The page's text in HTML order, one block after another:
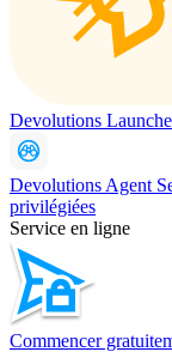
Devolutions
Devolutions Agent
privilégiées
Service en ligne
Commencer